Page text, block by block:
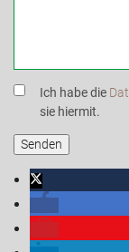
Ich habe die
sie hiermit.